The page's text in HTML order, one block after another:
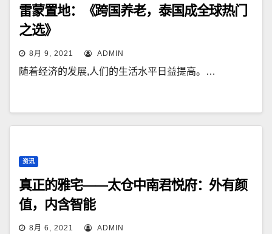
雷蒙置地：《跨国养老，泰国成全球热门
之选》
8月 9, 2021 ADMIN
随着经济的发展,人们的生活水平日益提高。…
资讯
真正的雅宅——太仓中南君悦府：外有颜
值，内含智能
8月 6, 2021 ADMIN